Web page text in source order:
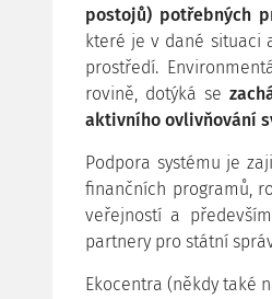
postojů) potřebných
které je v dané situaci
prostředí.
rovině, dotýká se
aktivního ovlivňování
Podpora systému je
finančních programů,
veřejností a
partnery pro státní
Ekocentra (někdy také